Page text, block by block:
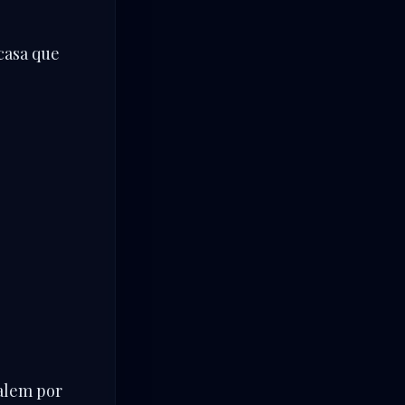
que
por